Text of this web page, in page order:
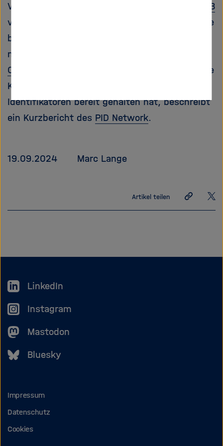
Vorträge auch einzeln auf dem
AV-Portal der TIB
veröffentlicht. Zudem werden viele Inhalte, wie
beispielsweise die Poster und Vortragsfolien,
nach und nach in der
Open-Access-Tage 2024
veröffentlicht. Was die
Konferenz zum Thema persistente
Identifikatoren bereit gehalten hat, beschreibt
ein Kurzbericht des PID Network.
19.09.2024 Marc Lange
Artikel teilen
Link
teilen
Auf
X
LinkedIn
Instagram
Mastodon
Bluesky
Impressum
Datenschutz
Cookies